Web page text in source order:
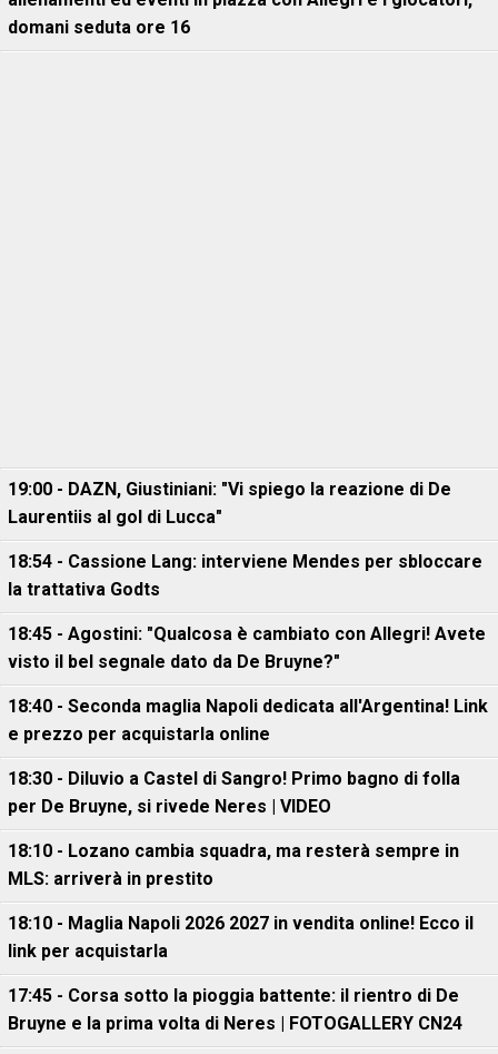
domani seduta ore 16
19:00 - DAZN, Giustiniani: "Vi spiego la reazione di De
Laurentiis al gol di Lucca"
18:54 - Cassione Lang: interviene Mendes per sbloccare
la trattativa Godts
18:45 - Agostini: "Qualcosa è cambiato con Allegri! Avete
visto il bel segnale dato da De Bruyne?"
18:40 - Seconda maglia Napoli dedicata all'Argentina! Link
e prezzo per acquistarla online
18:30 - Diluvio a Castel di Sangro! Primo bagno di folla
per De Bruyne, si rivede Neres | VIDEO
18:10 - Lozano cambia squadra, ma resterà sempre in
MLS: arriverà in prestito
18:10 - Maglia Napoli 2026 2027 in vendita online! Ecco il
link per acquistarla
17:45 - Corsa sotto la pioggia battente: il rientro di De
Bruyne e la prima volta di Neres | FOTOGALLERY CN24